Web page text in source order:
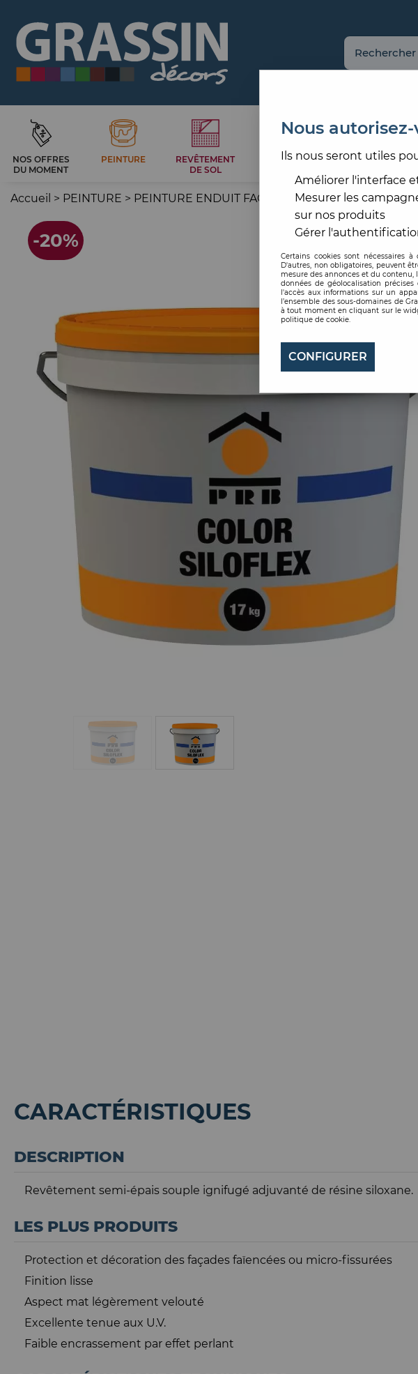
NOS OFFRES
DU MOMENT
PEINTURE
REVÊTEMENT
DE SOL
CARRELAGE
REVÊTEMENT
Accueil > PEINTURE > PEINTURE ENDUIT FAÇADE >FILM SEMI-ÉPAIS
-20%
CARACTÉRISTIQUES
DESCRIPTION
Revêtement semi-épais souple ignifugé adjuvanté de résine siloxane.
LES PLUS PRODUITS
Protection et décoration des façades faïencées ou micro-fissurées
Finition lisse
Aspect mat légèrement velouté
Excellente tenue aux U.V.
Faible encrassement par effet perlant
Nous
Ils nous seront utiles
Améliorer l'interface
Mesurer les
sur nos produits
Gérer
Certains cookies sont nécessaires
D'autres, non obligatoires, peuvent
mesure des annonces et du
données de géolocalisation
l'accès aux informations sur un
l’ensemble des sous-domaines de
à tout moment en cliquant sur le
politique de cookie.
CONFIGURER